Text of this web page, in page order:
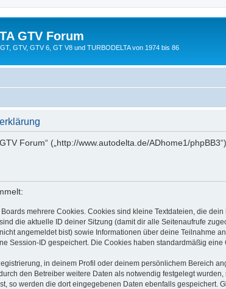
GTV Forum
GTV, GTV 6, GT V8 und TURBODELTA von 1974 bis 86
Forum“ („http://www.autodelta.de/ADhome1/
mehrere Cookies. Cookies sind kleine Textdateien, die
die aktuelle ID deiner Sitzung (damit dir alle Seitenaufrufe
angemeldet bist) sowie Informationen über deine Teilnahme
Session-ID gespeichert. Die Cookies haben standardmäßig
in deinem Profil oder deinem persönlichem Bereich
den Betreiber weitere Daten als notwendig festgelegt
so werden die dort eingegebenen Daten ebenfalls gespeichert.